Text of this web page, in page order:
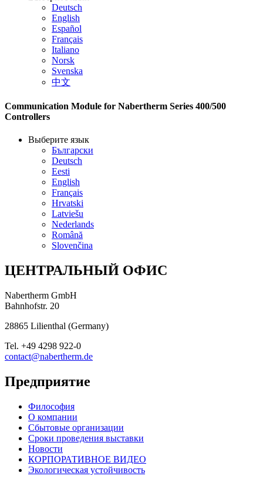
Deutsch
English
Español
Français
Italiano
Norsk
Svenska
中文
Communication Module for Nabertherm Series 400/500
Controllers
Выберите язык
Български
Deutsch
Eesti
English
Français
Hrvatski
Latviešu
Nederlands
Română
Slovenčina
ЦЕНТРАЛЬНЫЙ ОФИС
Nabertherm GmbH
Bahnhofstr. 20
28865 Lilienthal (Germany)
Tel. +49 4298 922-0
contact@nabertherm.de
Предприятие
Философия
О компании
Сбытовые организации
Сроки проведения выставки
Новости
КОРПОРАТИВНОЕ ВИДЕО
Экологическая устойчивость